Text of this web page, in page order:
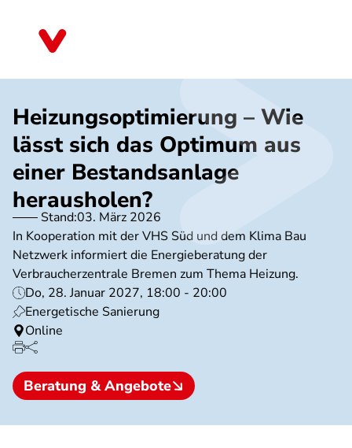
Heizungsoptimierung – Wie
lässt sich das Optimum aus
einer Bestandsanlage
herausholen?
Stand:03. März 2026
In Kooperation mit der VHS Süd und dem Klima Bau
Netzwerk informiert die Energieberatung der
Verbraucherzentrale Bremen zum Thema Heizung.
Do, 28. Januar 2027, 18:00 - 20:00
Energetische Sanierung
Online
Beratung & Angebote